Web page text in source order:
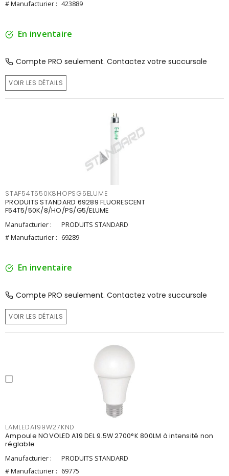
# Manufacturier : 423889
En inventaire
Compte PRO seulement. Contactez votre succursale
VOIR LES DÉTAILS
STAF54T550K8HOPSG5ELUME
PRODUITS STANDARD 69289 FLUORESCENT
F54T5/50K/8/HO/PS/G5/ELUME
Manufacturier :
PRODUITS STANDARD
# Manufacturier : 69289
En inventaire
Compte PRO seulement. Contactez votre succursale
VOIR LES DÉTAILS
LAMLEDA199W27KND
Ampoule NOVOLED A19 DEL 9.5W 2700°K 800LM à intensité non
réglable
Manufacturier :
PRODUITS STANDARD
# Manufacturier : 69775